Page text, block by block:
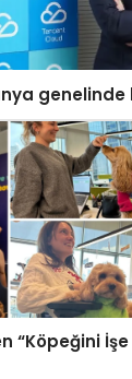
genelinde
“Köpeğini